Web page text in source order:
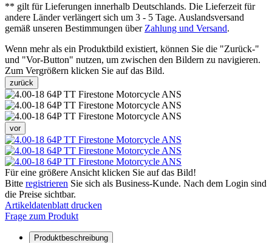
** gilt für Lieferungen innerhalb Deutschlands. Die Lieferzeit für
andere Länder verlängert sich um 3 - 5 Tage. Auslandsversand
gemäß unseren Bestimmungen über Zahlung und Versand.
Wenn mehr als ein Produktbild existiert, können Sie die "Zurück-"
und "Vor-Button" nutzen, um zwischen den Bildern zu navigieren.
Zum Vergrößern klicken Sie auf das Bild.
zurück
vor
Für eine größere Ansicht klicken Sie auf das Bild!
Bitte registrieren Sie sich als Business-Kunde. Nach dem Login sind
die Preise sichtbar.
Artikeldatenblatt drucken
Frage zum Produkt
Produktbeschreibung